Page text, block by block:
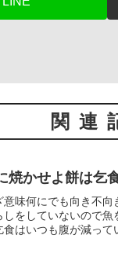
関連
焼かせよ餅は乞
意味何にでも向き不
しをしていないので
食はいつも腹が減って